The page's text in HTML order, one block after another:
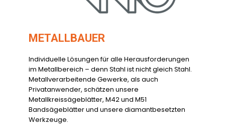
METALLBAUER
Individuelle Lösungen für alle Herausforderungen
im Metallbereich – denn Stahl ist nicht gleich Stahl.
Metallverarbeitende Gewerke, als auch
Privatanwender, schätzen unsere
Metallkreissägeblätter, M42 und M51
Bandsägeblätter und unsere diamantbesetzten
Werkzeuge.